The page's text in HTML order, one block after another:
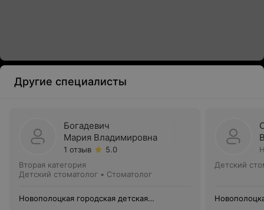
Другие специалисты
Богадевич
Мария Владимировна
1 отзыв
5.0
Вторая категория
Детский стоматолог • Стоматолог
Новополоцкая городская детская
Детский